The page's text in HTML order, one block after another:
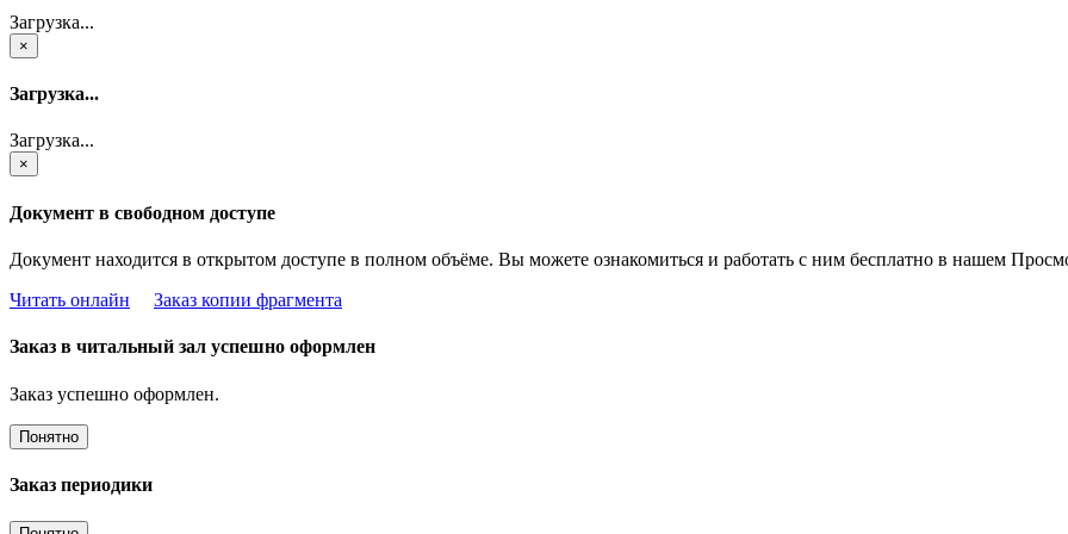
Загрузка...
×
Загрузка...
Загрузка...
×
Документ в свободном доступе
Документ находится в открытом доступе в полном объёме. Вы можете ознакомиться и работать с ним бесплатно в нашем
Читать онлайн
Заказ копии фрагмента
Заказ в читальный зал успешно оформлен
Заказ успешно оформлен.
Понятно
Заказ периодики